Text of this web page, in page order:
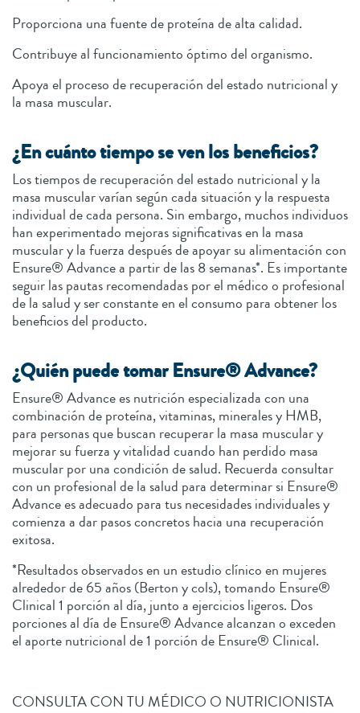
Proporciona una fuente de proteína de alta calidad.
Contribuye al funcionamiento óptimo del organismo.
Apoya el proceso de recuperación del estado nutricional y
la masa muscular.
¿En cuánto tiempo se ven los beneficios?
Los tiempos de recuperación del estado nutricional y la
masa muscular varían según cada situación y la respuesta
individual de cada persona. Sin embargo, muchos individuos
han experimentado mejoras significativas en la masa
muscular y la fuerza después de apoyar su alimentación con
Ensure® Advance a partir de las 8 semanas*. Es importante
seguir las pautas recomendadas por el médico o profesional
de la salud y ser constante en el consumo para obtener los
beneficios del producto.
¿Quién puede tomar Ensure® Advance?
Ensure® Advance es nutrición especializada con una
combinación de proteína, vitaminas, minerales y HMB,
para personas que buscan recuperar la masa muscular y
mejorar su fuerza y vitalidad cuando han perdido masa
muscular por una condición de salud. Recuerda consultar
con un profesional de la salud para determinar si Ensure®
Advance es adecuado para tus necesidades individuales y
comienza a dar pasos concretos hacia una recuperación
exitosa.
*Resultados observados en un estudio clínico en mujeres
alrededor de 65 años (Berton y cols), tomando Ensure®
Clinical 1 porción al día, junto a ejercicios ligeros. Dos
porciones al día de Ensure® Advance alcanzan o exceden
el aporte nutricional de 1 porción de Ensure® Clinical.
CONSULTA CON TU MÉDICO O NUTRICIONISTA